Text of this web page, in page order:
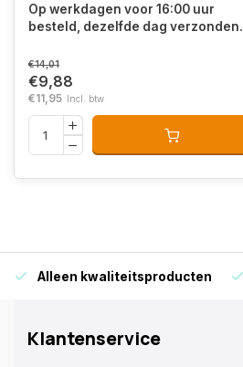
Op werkdagen voor 16:00 uur
besteld, dezelfde dag verzonden.
€14,01
€9,88
€11,95 Incl. btw
Alleen kwaliteitsproducten
Klantenservice